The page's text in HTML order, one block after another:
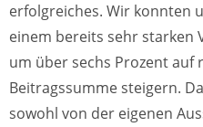
erfolgreiches. Wir konnten
einem bereits sehr starken
um über sechs Prozent
Beitragssumme steigern.
sowohl von der eigenen